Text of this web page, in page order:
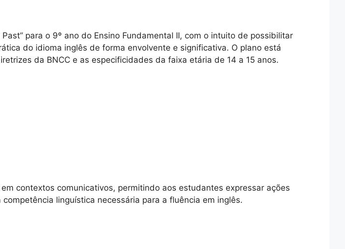
para o 9º ano do Ensino Fundamental II, com o intuito de possibilitar
do idioma inglês de forma envolvente e significativa. O plano está
da BNCC e as especificidades da faixa etária de 14 a 15 anos.
em contextos comunicativos, permitindo aos estudantes expressar ações
linguística necessária para a fluência em inglês.